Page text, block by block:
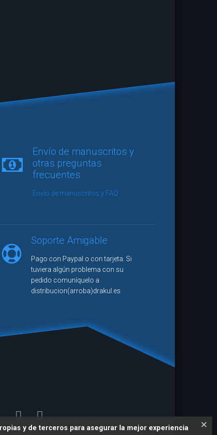
y de terceros para asegurar la mejor experiencia ×
mano alzada de una sentada y he de
me he quedado con la impresión
que probablemente es lo mejor que
en el mundo del noveno arte."
Station
Envío de manuscritos y
otras preguntas
frecuentes
Envío de manuscritos y FAQ
Soporte Amigable
Pago con Paypal o con tarjeta. Si
tuviera algún problema con su
pedido comuníquelo a
distribucion(arroba)drakul.es